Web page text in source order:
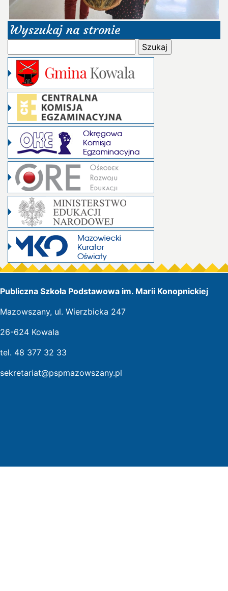
Wyszukaj na stronie
Publiczna Szkoła Podstawowa im. Marii Konopnickiej
Mazowszany, ul. Wierzbicka 247
26-624 Kowala
tel. 48 377 32 33
sekretariat@pspmazowszany.pl